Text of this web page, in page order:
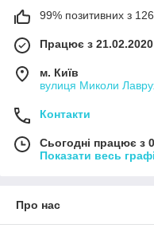
99% позитивних з 126
Працює з 21.02.2020
м. Київ
вулиця Миколи
Контакти
Сьогодні працює з
Показати весь
Про нас